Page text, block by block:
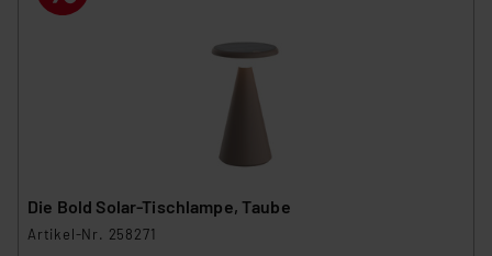
Die Bold Solar-Tischlampe, Taube
Artikel-Nr. 258271